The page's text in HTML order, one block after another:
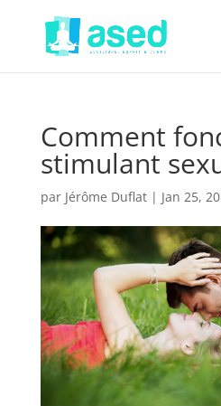
Comment
stimulant
par Jérôme Duflat| Jan 25,